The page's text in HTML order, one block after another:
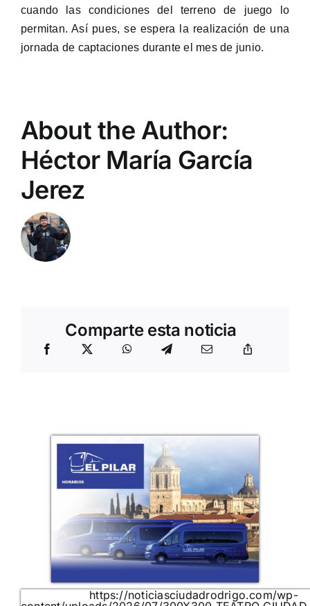
cuando las condiciones del terreno de juego lo
permitan. Así pues, se espera la realización de una
jornada de captaciones durante el mes de junio.
About the Author:
Héctor María García
Jerez
Comparte esta noticia
https://noticiasciudadrodrigo.com/wp-